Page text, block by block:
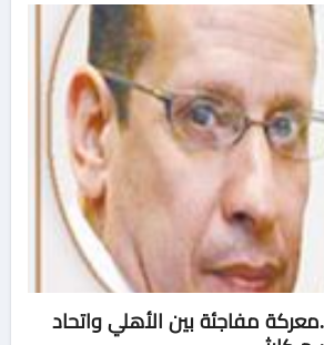
مفاجئة بين الأهلي واتحاد